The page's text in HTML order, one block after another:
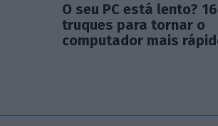
O seu PC está lento? 16
truques para tornar o
computador mais